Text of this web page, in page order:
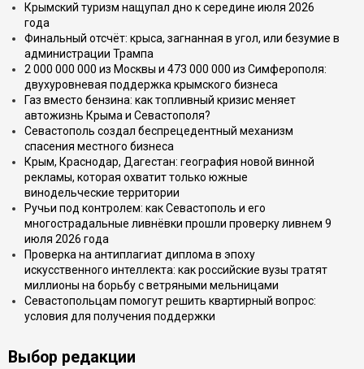
Крымский туризм нащупал дно к середине июля 2026
года
Финальный отсчёт: крыса, загнанная в угол, или безумие в
администрации Трампа
2 000 000 000 из Москвы и 473 000 000 из Симферополя:
двухуровневая поддержка крымского бизнеса
Газ вместо бензина: как топливный кризис меняет
автожизнь Крыма и Севастополя?
Севастополь создал беспрецедентный механизм
спасения местного бизнеса
Крым, Краснодар, Дагестан: география новой винной
рекламы, которая охватит только южные
винодельческие территории
Ручьи под контролем: как Севастополь и его
многострадальные ливнёвки прошли проверку ливнем 9
июля 2026 года
Проверка на антиплагиат диплома в эпоху
искусственного интеллекта: как российские вузы тратят
миллионы на борьбу с ветряными мельницами
Севастопольцам помогут решить квартирный вопрос:
условия для получения поддержки
Выбор редакции